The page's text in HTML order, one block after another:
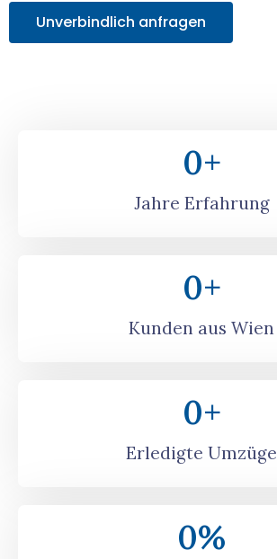
Unverbindlich anfragen
Jahre Erfahrung
0+
Kunden aus Wien
0+
Erledigte Umzüge
0+
0%